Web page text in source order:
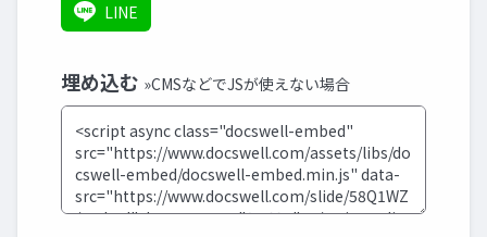
LINE
埋め込む »CMSなどでJSが使えない場合